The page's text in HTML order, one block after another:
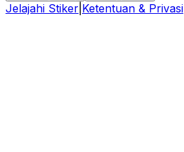
Jelajahi Stiker Ketentuan & Privasi